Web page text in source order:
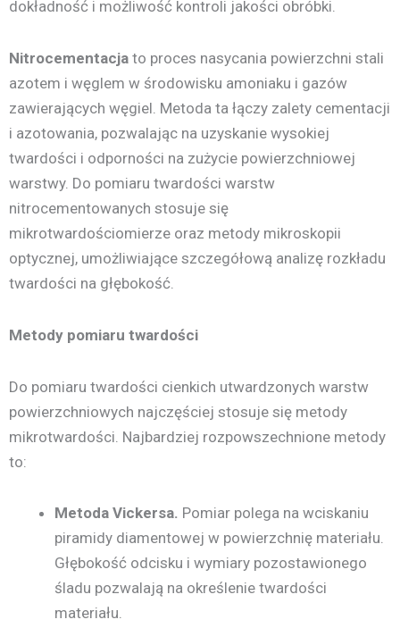
dokładność i możliwość kontroli jakości obróbki.
Nitrocementacja to proces nasycania powierzchni stali
azotem i węglem w środowisku amoniaku i gazów
zawierających węgiel. Metoda ta łączy zalety cementacji
i azotowania, pozwalając na uzyskanie wysokiej
twardości i odporności na zużycie powierzchniowej
warstwy. Do pomiaru twardości warstw
nitrocementowanych stosuje się
mikrotwardościomierze oraz metody mikroskopii
optycznej, umożliwiające szczegółową analizę rozkładu
twardości na głębokość.
Metody pomiaru twardości
Do pomiaru twardości cienkich utwardzonych warstw
powierzchniowych najczęściej stosuje się metody
mikrotwardości. Najbardziej rozpowszechnione metody
to:
Metoda Vickersa. Pomiar polega na wciskaniu
piramidy diamentowej w powierzchnię materiału.
Głębokość odcisku i wymiary pozostawionego
śladu pozwalają na określenie twardości
materiału.